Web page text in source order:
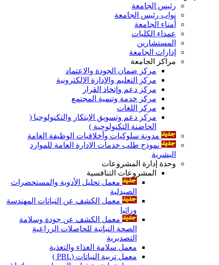
رئيس الجامعة
نواب رئيس الجامعة
أمناء الجامعة
عمداء الكليات
المستشارين
إدارات الجامعة
مراكز الجامعة
مركز ضمان الجودة والاعتماد
مركز التعليم والإدارة الإلكترونية
مركز دعم وإتخاذ القرار
مركز خدمة وتنمية المجتمع
مركز اللغات
مركز دعم وتسويق الإبتكار والتكنولوجيا (
الحاضنة التكنولوجية )
مدونة سلوكيات وأخلاقيات الوظيفة العامة
نموذج طلب خدمات الإدارة العامة للموارد
البشرية
وحدة إدارة المشروعات
المشروعات التنافسية
معمل تحليل الأدوية والمستحضرات
الصيدلية
معمل الكشف عن النباتات المهندسة
وراثيا
معمل الكشف عن جودة وسلامة
الصحة النباتية للحاصلات الزراعية
التصديرية
معمل سلامة الغذاء والتغذية
معمل تربية النباتات (PBL )